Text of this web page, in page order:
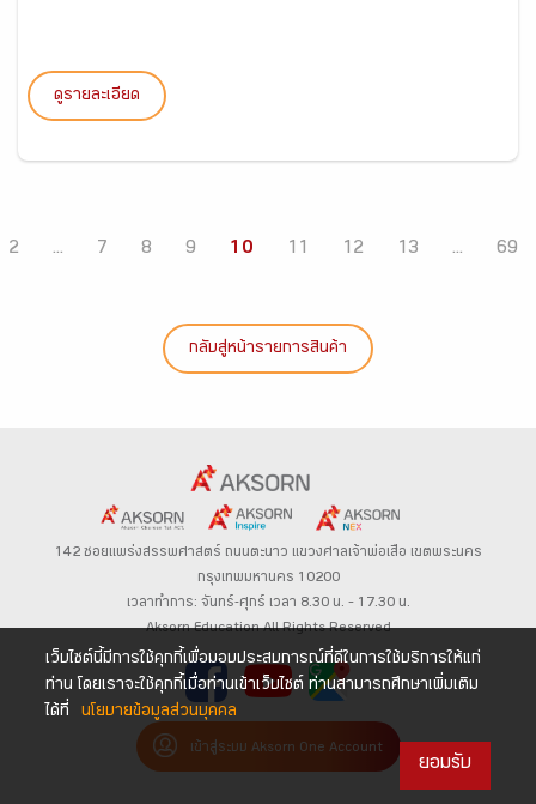
ดูรายละเอียด
2 ... 7 8 9 10 11 12 13 ... 69
กลับสู่หน้ารายการสินค้า
142 ซอยแพร่งสรรพศาสตร์ ถนนตะนาว แขวงศาลเจ้าพ่อเสือ เขตพระนคร
กรุงเทพมหานคร 10200
เวลาทำการ: จันทร์-ศุกร์ เวลา 8.30 น. – 17.30 น.
Aksorn Education All Rights Reserved
เข้าสู่ระบบ Aksorn One Account
เว็บไซต์นี้มีการใช้คุกกี้เพื่อมอบประสบการณ์ที่ดีในการใช้บริการให้แก่
ท่าน โดยเราจะใช้คุกกี้เมื่อท่านเข้าเว็บไซต์ ท่านสามารถศึกษาเพิ่มเติม
ได้ที่
นโยบายข้อมูลส่วนบุคคล
ยอมรับ